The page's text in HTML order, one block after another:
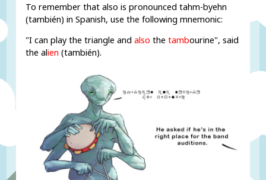
To remember that also is pronounced tahm-byehn
(también) in Spanish, use the following mnemonic:
"I can play the triangle andalso thetambourine", said
the alien (también).